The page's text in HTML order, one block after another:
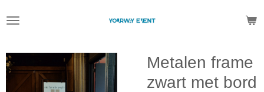
direct
de
hoofdinhoud
Metalen frame
zwart met bord